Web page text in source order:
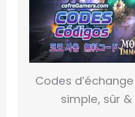
Codes
simple, sûr